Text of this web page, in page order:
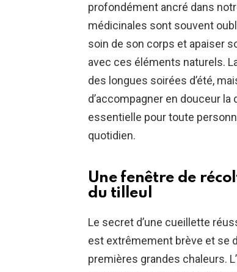
profondément ancré dans
médicinales sont souvent
soin de son corps et apaiser
avec ces éléments naturels.
des longues soirées d’été,
d’accompagner en douceur
essentielle pour toute
quotidien.
Une fenêtre de
du tilleul
Le secret d’une cueillette
est extrêmement brève et se
premières grandes chaleurs.